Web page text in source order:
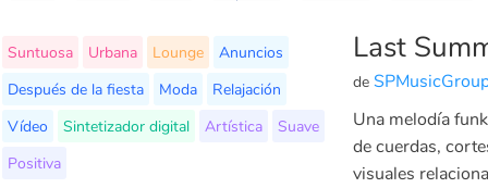
Last
de
Suntuosa Urbana Lounge
Anuncios
Después de la fiesta
Moda
Relajación
Vídeo
Sintetizador digital Artística
Suave
Positiva
Una melodía
de cuerdas,
visuales